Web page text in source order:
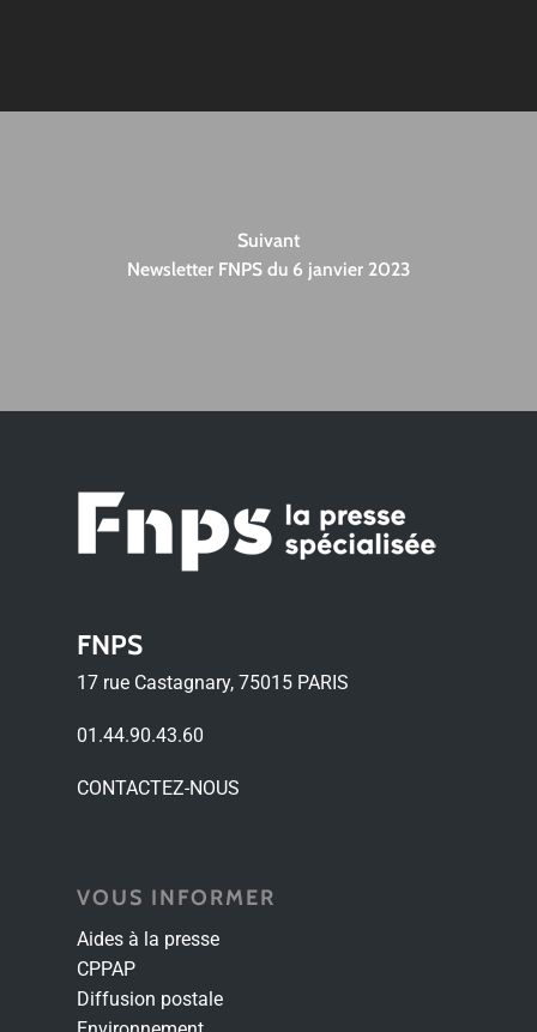
Suivant
Newsletter FNPS du 6 janvier 2023
FNPS
17 rue Castagnary, 75015 PARIS
01.44.90.43.60
CONTACTEZ-NOUS
VOUS INFORMER
Aides à la presse
CPPAP
Diffusion postale